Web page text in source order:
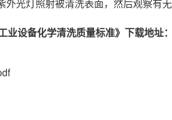
光灯照射被清洗表面，然后观察有无
业设备化学清洗质量标准》下载地址：